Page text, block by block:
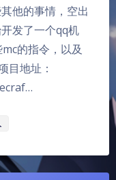
暗化
他的事情，空出
发了一个qq机
的指令，以及
目地址：